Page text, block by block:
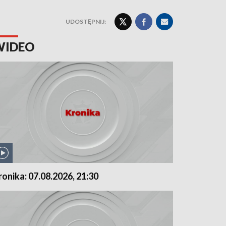
UDOSTĘPNIJ:
07.08.2026, 21:30